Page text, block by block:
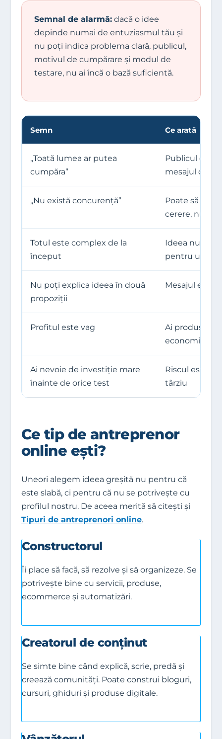
Semnal de alarmă:dacă o idee
depinde numai de entuziasmul tău și
nu poți indica problema clară, publicul,
motivul de cumpărare și modul de
testare, nu ai încă o bază suficientă.
Semn Ce arată
„Toată lumea ar putea
cumpăra”
Publicul este
mesajul
„Nu există concurență”
Poate să
cerere, nu
Totul este complex de la
început
Ideea nu
pentru un
Nu poți explica ideea în două
propoziții
Mesajul este
Profitul este vag
Ai produs sau
economie de
Ai nevoie de investiție mare
înainte de orice test
Riscul este
târziu
Ce tip de antreprenor
online ești?
Uneori alegem ideea greșită nu pentru că
este slabă, ci pentru că nu se potrivește cu
profilul nostru. De aceea merită să citești și
Tipuri de antreprenori online.
Constructorul
Îi place să facă, să rezolve și să organizeze. Se
potrivește bine cu servicii, produse,
ecommerce și automatizări.
Creatorul de conținut
Se simte bine când explică, scrie, predă și
creează comunități. Poate construi bloguri,
cursuri, ghiduri și produse digitale.